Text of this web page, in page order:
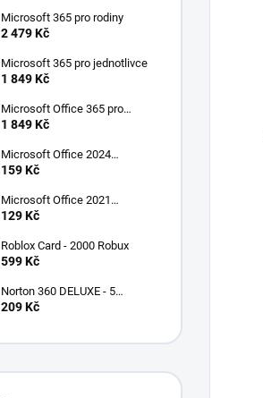
Microsoft 365 pro rodiny
2 479 Kč
Microsoft 365 pro jednotlivce
1 849 Kč
Microsoft Office 365 pro
jednotlivce
1 849 Kč
Microsoft Office 2024
Standard
159 Kč
Microsoft Office 2021
Professional Plus
129 Kč
Roblox Card - 2000 Robux
599 Kč
Norton 360 DELUXE - 5
zařízení
209 Kč